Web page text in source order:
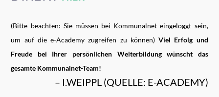
(Bitte beachten: Sie müssen bei Kommunalnet eingeloggt sein,
um auf die e-Academy zugreifen zu können)Viel Erfolg und
Freude bei Ihrer persönlichen Weiterbildung wünscht das
gesamte Kommunalnet-Team!
– I.WEIPPL (QUELLE: E-ACADEMY)